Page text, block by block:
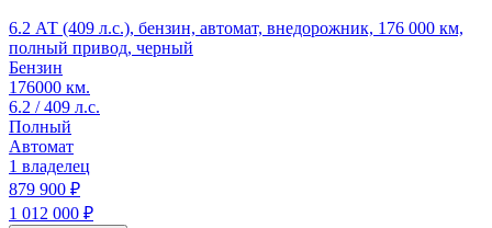
6.2 АТ (409 л.с.), бензин, автомат, внедорожник, 176 000 км,
полный привод, черный
Бензин
176000 км.
6.2 / 409 л.с.
Полный
Автомат
1 владелец
879 900 ₽
1 012 000 ₽